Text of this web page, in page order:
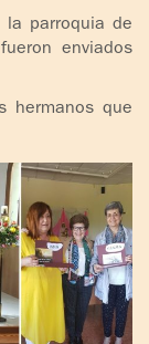
parroquia de
enviados
hermanos que